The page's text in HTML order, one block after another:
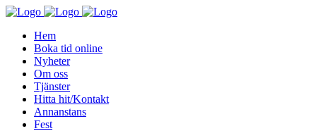
Hem
Boka tid online
Nyheter
Om oss
Tjänster
Hitta hit/Kontakt
Annanstans
Fest